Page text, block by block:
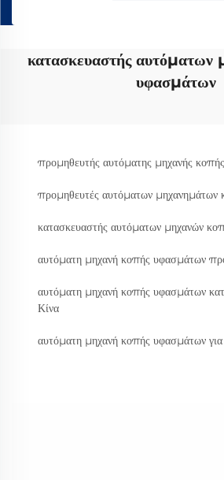
κατασκευαστής αυτόματων
υφασμάτων
προμηθευτής αυτόματης μηχανής
προμηθευτές αυτόματων
κατασκευαστής αυτόματων μηχανών
αυτόματη μηχανή κοπής υφασμάτων
αυτόματη μηχανή κοπής υφασμάτων
Κίνα
αυτόματη μηχανή κοπής υφασμάτων